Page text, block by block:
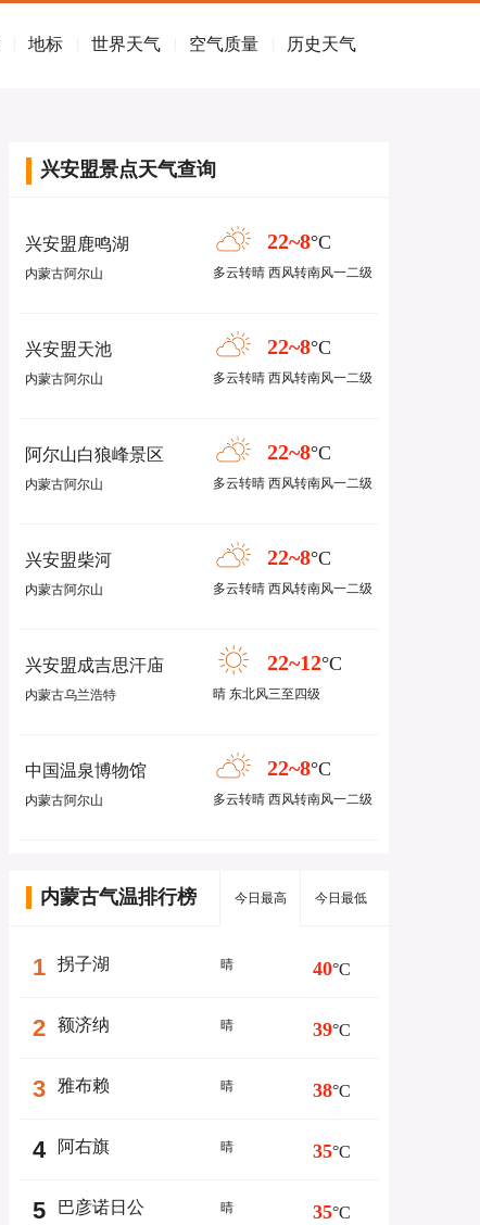
地标 世界天气 空气质量 历史天气
兴安盟景点天气查询
兴安盟鹿鸣湖
内蒙古阿尔山
22~8°C
多云转晴 西风转南风一二级
兴安盟天池
内蒙古阿尔山
22~8°C
多云转晴 西风转南风一二级
阿尔山白狼峰景区
内蒙古阿尔山
22~8°C
多云转晴 西风转南风一二级
兴安盟柴河
内蒙古阿尔山
22~8°C
多云转晴 西风转南风一二级
兴安盟成吉思汗庙
内蒙古乌兰浩特
22~12°C
晴 东北风三至四级
中国温泉博物馆
内蒙古阿尔山
22~8°C
多云转晴 西风转南风一二级
内蒙古气温排行榜 今日最高 今日最低
1 拐子湖 晴 40°C
2 额济纳 晴 39°C
3 雅布赖 晴 38°C
4 阿右旗 晴 35°C
5 巴彦诺日公 晴 35°C